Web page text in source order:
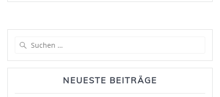
NEUESTE BEITRÄGE